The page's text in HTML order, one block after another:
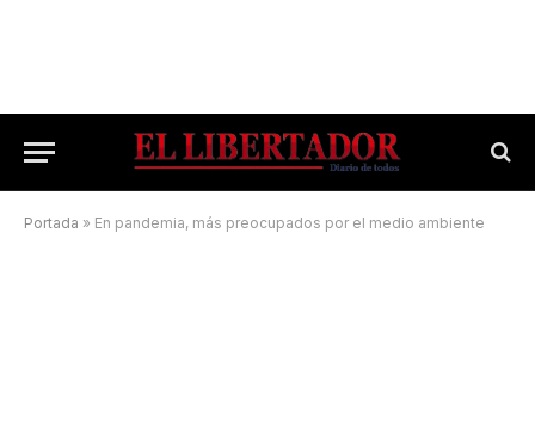
Portada » En pandemia, más preocupados por el medio ambiente